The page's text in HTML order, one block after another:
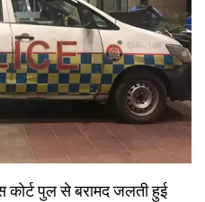
पुल से बरामद जलती हुई